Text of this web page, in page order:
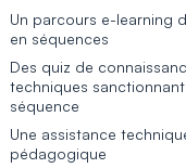
Un parcours e-learning
en séquences
Des quiz de
techniques
séquence
Une assistance
pédagogique